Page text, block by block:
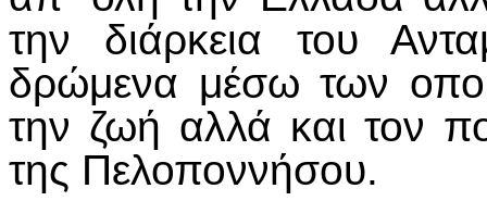
την διάρκεια του
δρώμενα μέσω των
την ζωή αλλά και τον
της Πελοποννήσου.